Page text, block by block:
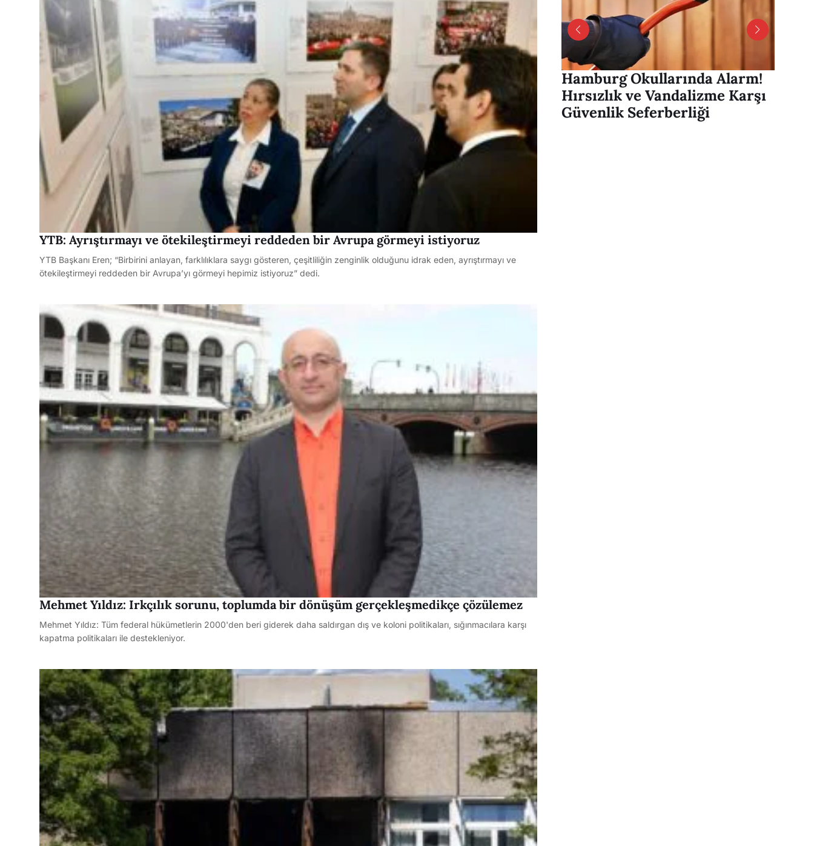
YTB: Ayrıştırmayı ve ötekileştirmeyi reddeden bir Avrupa görmeyi istiyoruz
YTB Başkanı Eren; “Birbirini anlayan, farklılıklara saygı gösteren, çeşitliliğin zenginlik olduğunu idrak eden, ayrıştırmayı ve
ötekileştirmeyi reddeden bir Avrupa’yı görmeyi hepimiz istiyoruz” dedi.
Mehmet Yıldız: Irkçılık sorunu, toplumda bir dönüşüm gerçekleşmedikçe çözülemez
Mehmet Yıldız: Tüm federal hükümetlerin 2000'den beri giderek daha saldırgan dış ve koloni politikaları, sığınmacılara karşı
kapatma politikaları ile destekleniyor.
Hamburg Okullarında Alarm!
Hırsızlık ve Vandalizme Karşı
Güvenlik Seferberliği